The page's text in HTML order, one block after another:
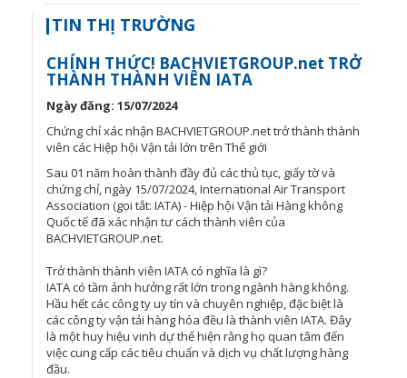
TIN THỊ TRƯỜNG
CHÍNH THỨC! BACHVIETGROUP.net TRỞ
THÀNH THÀNH VIÊN IATA
Ngày đăng: 15/07/2024
Chứng chỉ xác nhận BACHVIETGROUP.net trở thành thành
viên các Hiệp hội Vận tải lớn trên Thế giới
Sau 01 năm hoàn thành đầy đủ các thủ tục, giấy tờ và
chứng chỉ, ngày 15/07/2024, International Air Transport
Association (gọi tắt: IATA) - Hiệp hội Vận tải Hàng không
Quốc tế đã xác nhận tư cách thành viên của
BACHVIETGROUP.net.
Trở thành thành viên IATA có nghĩa là gì?
IATA có tầm ảnh hưởng rất lớn trong ngành hàng không.
Hầu hết các công ty uy tín và chuyên nghiệp, đặc biệt là
các công ty vận tải hàng hóa đều là thành viên IATA. Đây
là một huy hiệu vinh dự thể hiện rằng họ quan tâm đến
việc cung cấp các tiêu chuẩn và dịch vụ chất lượng hàng
đầu.